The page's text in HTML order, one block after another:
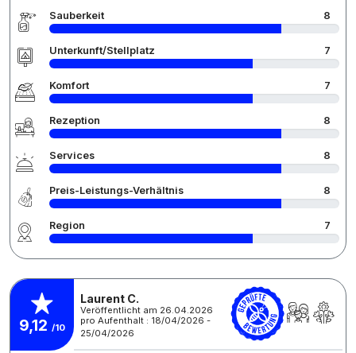
Sauberkeit 8
Unterkunft/Stellplatz 7
Komfort 7
Rezeption 8
Services 8
Preis-Leistungs-Verhältnis 8
Region 7
9,12 /10
Laurent C.
Veröffentlicht am 26.04.2026
pro Aufenthalt : 18/04/2026 -
25/04/2026